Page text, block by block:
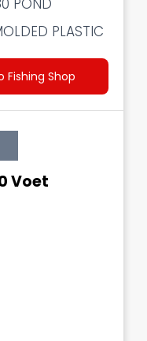
POND
PLASTIC
Fishing Shop
Voet